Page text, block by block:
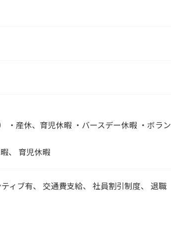
・産休、育児休暇 ・バースデー休暇 ・ボラン
、 育児休暇
ィブ有、 交通費支給、 社員割引制度、 退職